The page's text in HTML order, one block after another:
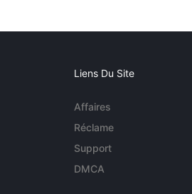
Liens Du Site
Affaires
Réclame
Support
DMCA